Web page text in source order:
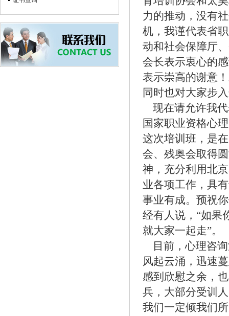
力的推动，没有
机，我谨代表省
动和社会保障厅
会长表示衷心的
表示崇高的谢意
同时也对大家步
现在请允许我代
国家职业资格心
这次培训班，是
会、残奥会取得
神，充分利用北
业各项工作，具
事业有成。预祝
经有人说，“如果
就大家一起走”。
目前，心理咨询
风起云涌，迅速
感到欣慰之余，
兵，大部分受训
我们一定倾我们